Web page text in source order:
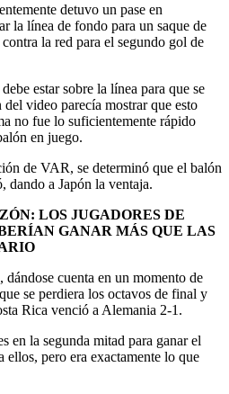
detuvo un pase en
la línea de fondo para un saque de
la red para el segundo gol de
estar sobre la línea para que se
video parecía mostrar que esto
no fue lo suficientemente rápido
en juego.
de VAR, se determinó que el balón
dando a Japón la ventaja.
LOS JUGADORES DE
GANAR MÁS QUE LAS
cuenta en un momento de
se perdiera los octavos de final y
Rica venció a Alemania 2-1.
en la segunda mitad para ganar el
pero era exactamente lo que